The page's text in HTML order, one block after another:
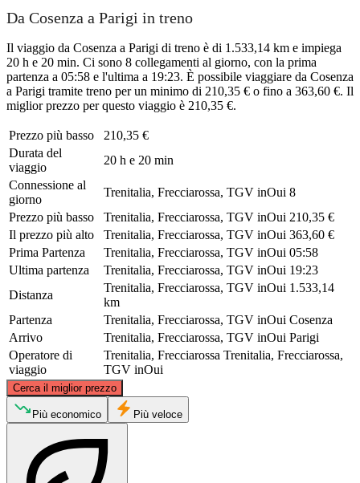
Da Cosenza a Parigi in treno
Il viaggio da Cosenza a Parigi di treno è di 1.533,14 km e impiega
20 h e 20 min. Ci sono 8 collegamenti al giorno, con la prima
partenza a 05:58 e l'ultima a 19:23. È possibile viaggiare da Cosenza
a Parigi tramite treno per un minimo di 210,35 € o fino a 363,60 €. Il
miglior prezzo per questo viaggio è 210,35 €.
Prezzo più basso
210,35 €
Durata del
viaggio
20 h e 20 min
Connessione al
giorno
Trenitalia, Frecciarossa, TGV inOui 8
Prezzo più basso
Trenitalia, Frecciarossa, TGV inOui 210,35 €
Il prezzo più alto
Trenitalia, Frecciarossa, TGV inOui 363,60 €
Prima Partenza
Trenitalia, Frecciarossa, TGV inOui 05:58
Ultima partenza
Trenitalia, Frecciarossa, TGV inOui 19:23
Distanza
Trenitalia, Frecciarossa, TGV inOui 1.533,14
km
Partenza
Trenitalia, Frecciarossa, TGV inOui Cosenza
Arrivo
Trenitalia, Frecciarossa, TGV inOui Parigi
Operatore di
viaggio
Trenitalia, Frecciarossa Trenitalia, Frecciarossa,
TGV inOui
Cerca il miglior prezzo
Paris
Più economico Più veloce